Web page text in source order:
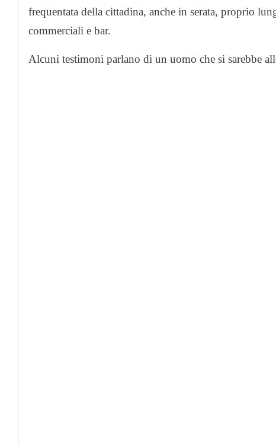
frequentata della cittadina, anche in serata, proprio
commerciali e bar.
Alcuni testimoni parlano di un uomo che si sarebbe